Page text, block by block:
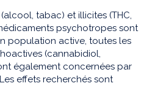
tabac) et illicites (THC,
psychotropes sont
population active, toutes les
(cannabidiol,
également concernées par
effets recherchés sont